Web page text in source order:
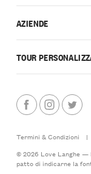
AZIENDE
TOUR
Termini & Condizioni |
© 2026 Love Langhe —
patto di indicarne la